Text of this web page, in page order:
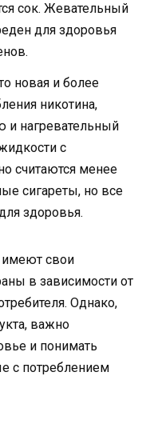
сок. Жевательный
для здоровья
новая и более
никотина,
и нагревательный
с
считаются менее
сигареты, но все
здоровья.
имеют свои
в зависимости от
Однако,
важно
и понимать
с потреблением